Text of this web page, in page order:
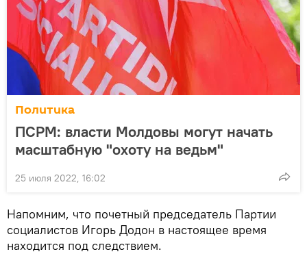
Политика
ПСРМ: власти Молдовы могут начать
масштабную "охоту на ведьм"
25 июля 2022, 16:02
Напомним, что почетный председатель Партии
социалистов Игорь Додон в настоящее время
находится под следствием.